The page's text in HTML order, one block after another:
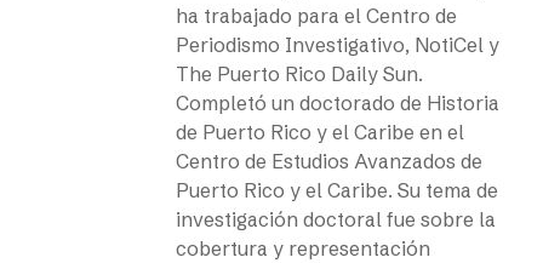
ha trabajado para el Centro de
Periodismo Investigativo, NotiCel y
The Puerto Rico Daily Sun.
Completó un doctorado de Historia
de Puerto Rico y el Caribe en el
Centro de Estudios Avanzados de
Puerto Rico y el Caribe. Su tema de
investigación doctoral fue sobre la
cobertura y representación